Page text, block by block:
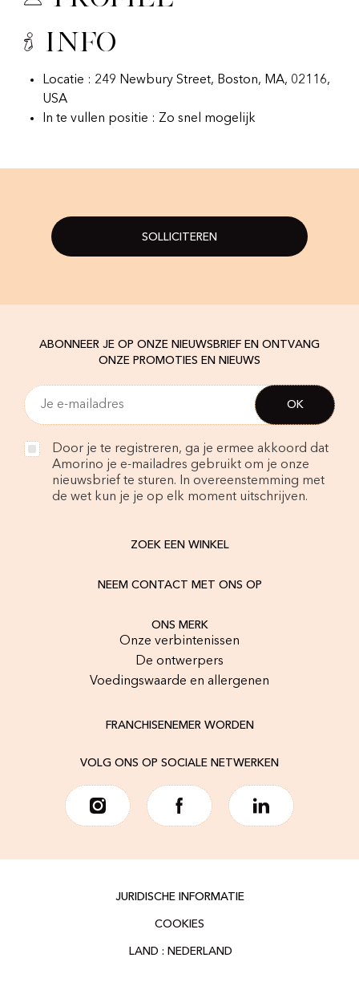
Info
Locatie : 249 Newbury Street, Boston, MA, 02116,
USA
In te vullen positie : Zo snel mogelijk
SOLLICITEREN
ABONNEER JE OP ONZE NIEUWSBRIEF EN ONTVANG
ONZE PROMOTIES EN NIEUWS
Door je te registreren, ga je ermee akkoord dat
Amorino je e-mailadres gebruikt om je onze
nieuwsbrief te sturen. In overeenstemming met
de wet kun je je op elk moment uitschrijven.
ZOEK EEN WINKEL
NEEM CONTACT MET ONS OP
ONS MERK
Onze verbintenissen
De ontwerpers
Voedingswaarde en allergenen
FRANCHISENEMER WORDEN
VOLG ONS OP SOCIALE NETWERKEN
JURIDISCHE INFORMATIE
COOKIES